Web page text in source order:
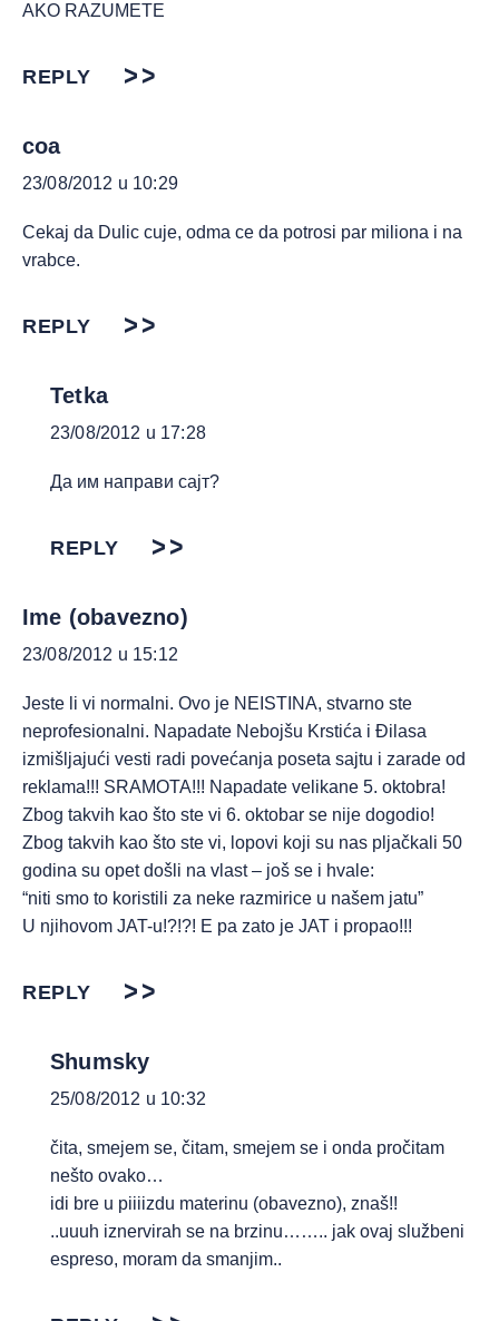
AKO RAZUMETE
REPLY
coa
23/08/2012 u 10:29
Cekaj da Dulic cuje, odma ce da potrosi par miliona i na
vrabce.
REPLY
Tetka
23/08/2012 u 17:28
Да им направи сајт?
REPLY
Ime (obavezno)
23/08/2012 u 15:12
Jeste li vi normalni. Ovo je NEISTINA, stvarno ste
neprofesionalni. Napadate Nebojšu Krstića i Đilasa
izmišljajući vesti radi povećanja poseta sajtu i zarade od
reklama!!! SRAMOTA!!! Napadate velikane 5. oktobra!
Zbog takvih kao što ste vi 6. oktobar se nije dogodio!
Zbog takvih kao što ste vi, lopovi koji su nas pljačkali 50
godina su opet došli na vlast – još se i hvale:
“niti smo to koristili za neke razmirice u našem jatu”
U njihovom JAT-u!?!?! E pa zato je JAT i propao!!!
REPLY
Shumsky
25/08/2012 u 10:32
čita, smejem se, čitam, smejem se i onda pročitam
nešto ovako…
idi bre u piiiizdu materinu (obavezno), znaš!!
..uuuh iznervirah se na brzinu…….. jak ovaj službeni
espreso, moram da smanjim..